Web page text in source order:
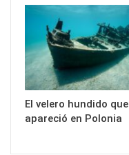
El velero hundido que
apareció en Polonia